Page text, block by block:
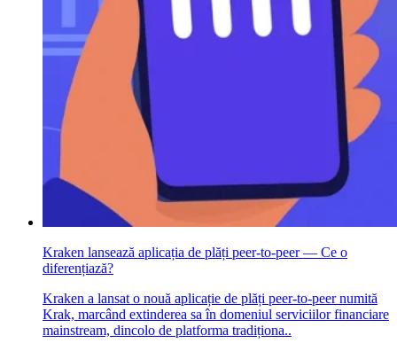
Kraken lansează aplicația de plăți peer-to-peer — Ce o
diferențiază?
Kraken a lansat o nouă aplicație de plăți peer-to-peer numită
Krak, marcând extinderea sa în domeniul serviciilor financiare
mainstream, dincolo de platforma tradiționa..